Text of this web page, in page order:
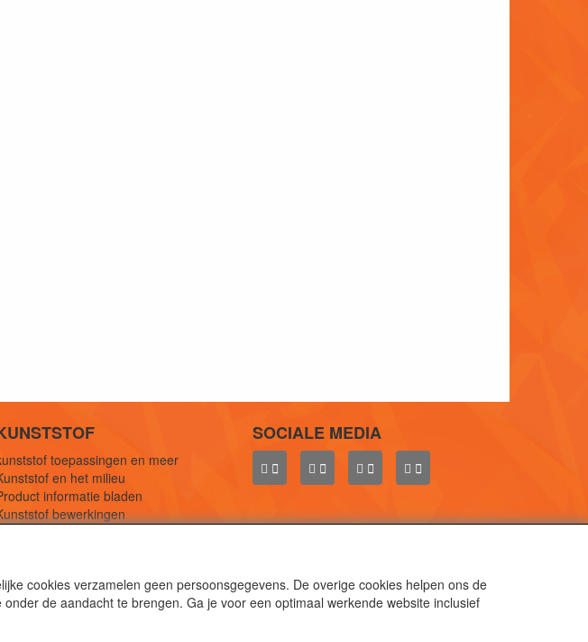
toepassingen en meer
en het milieu
informatie bladen
bewerkingen
SOCIALE MEDIA
buizen en staf materiaal.
cookies verzamelen geen persoonsgegevens. De overige cookies helpen ons de
de aandacht te brengen. Ga je voor een optimaal werkende website inclusief